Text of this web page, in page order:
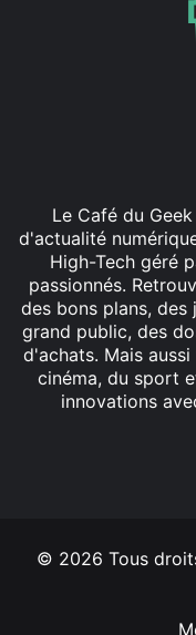
Le Café du
d'actualité
High-Tech géré
passionnés.
des bons plans,
grand public, des
d'achats. Mais
cinéma, du sport
innovations
© 2026 Tous